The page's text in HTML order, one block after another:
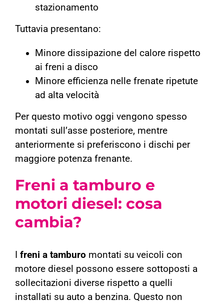
stazionamento
Tuttavia presentano:
Minore dissipazione del calore rispetto
ai freni a disco
Minore efficienza nelle frenate ripetute
ad alta velocità
Per questo motivo oggi vengono spesso
montati sull’asse posteriore, mentre
anteriormente si preferiscono i dischi per
maggiore potenza frenante.
Freni a tamburo e
motori diesel: cosa
cambia?
freni a tamburo montati su veicoli con
motore diesel possono essere sottoposti a
sollecitazioni diverse rispetto a quelli
installati su auto a benzina. Questo non